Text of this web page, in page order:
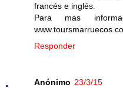
francés e inglés.
Para mas
Responder
Anónimo 23/3/15